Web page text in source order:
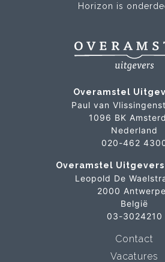
Horizon is
Overamstel
Paul van
1096 BK
Nederland
020-462
Overamstel
Leopold De
2000
België
03-3024210
Contact
Vacatures